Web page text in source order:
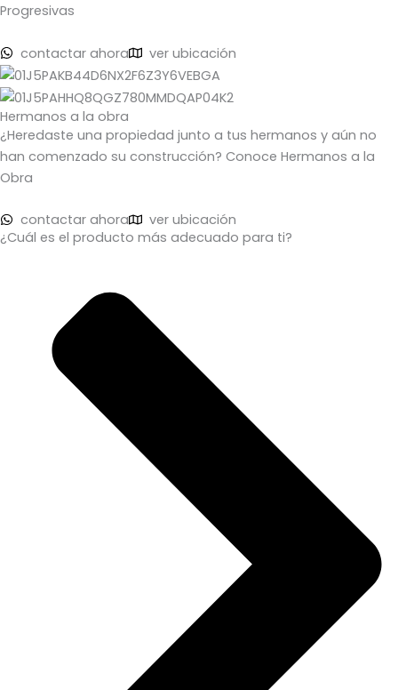
Progresivas
contactar ahora ver ubicación
Hermanos a la obra
¿Heredaste una propiedad junto a tus hermanos y aún no
han comenzado su construcción? Conoce Hermanos a la
Obra
contactar ahora
ver ubicación
¿Cuál es el producto más adecuado para ti?